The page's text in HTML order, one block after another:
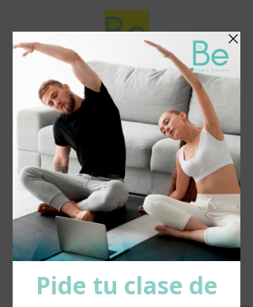
Crea tu perfil
Ingresa